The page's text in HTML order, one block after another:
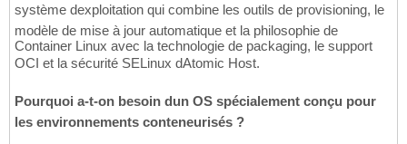
système dexploitation qui combine les outils de provisioning, le
modèle de mise à jour automatique et la philosophie de
Container Linux avec la technologie de packaging, le support
OCI et la sécurité SELinux dAtomic Host.
Pourquoi a-t-on besoin dun OS spécialement conçu pour
les environnements conteneurisés ?